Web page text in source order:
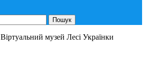
Пошук
Віртуальний музей Лесі Українки